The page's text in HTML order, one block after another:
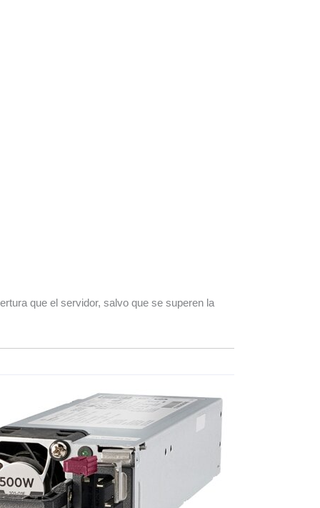
que el servidor, salvo que se superen la